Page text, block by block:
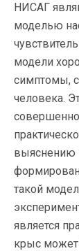
НИСАГ
моделью
модели
симптомы,
человека.
выяснению
такой
является
крыс может